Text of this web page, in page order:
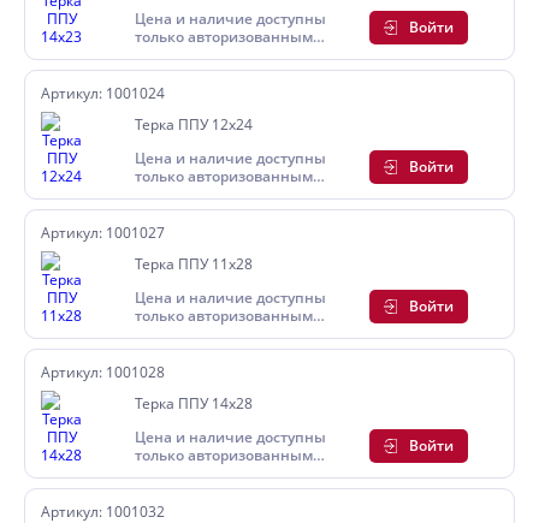
Цена и наличие доступны
только авторизованным
пользователям
Войти
Артикул: 1001024
Терка ППУ 12х24
Цена и наличие доступны
только авторизованным
пользователям
Войти
Артикул: 1001027
Терка ППУ 11х28
Цена и наличие доступны
только авторизованным
пользователям
Войти
Артикул: 1001028
Терка ППУ 14х28
Цена и наличие доступны
только авторизованным
пользователям
Войти
Артикул: 1001032